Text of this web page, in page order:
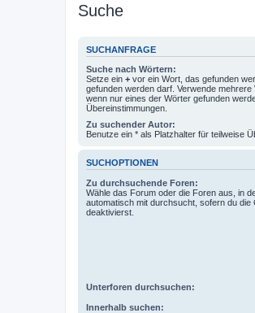
Suche
SUCHANFRAGE
Suche nach Wörtern:
Setze ein + vor ein Wort, das gefunden
gefunden werden darf. Verwende
wenn nur eines der Wörter gefunden
Übereinstimmungen.
Zu suchender Autor:
Benutze ein * als Platzhalter für teilweise
SUCHOPTIONEN
Zu durchsuchende Foren:
Wähle das Forum oder die Foren aus, in
automatisch mit durchsucht, sofern du die
deaktivierst.
Unterforen durchsuchen:
Innerhalb suchen: